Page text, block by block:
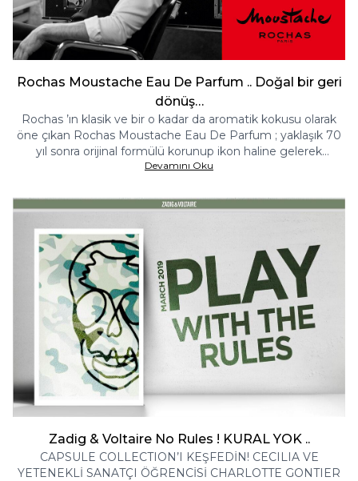
Rochas Moustache Eau De Parfum .. Doğal bir geri
dönüş…
Rochas ’ın klasik ve bir o kadar da aromatik kokusu olarak
öne çıkan Rochas Moustache Eau De Parfum ; yaklaşık 70
yıl sonra orijinal formülü korunup ikon haline gelerek
yeniden ortaya çıkarılıyor. Tarihsel bir başarı ve zenginlik!..
başlıyor.
Devamını Oku
Zadig & Voltaire No Rules ! KURAL YOK ..
CAPSULE COLLECTION’I KEŞFEDİN! CECILIA VE
YETENEKLİ SANATÇI ÖĞRENCİSİ CHARLOTTE GONTIER